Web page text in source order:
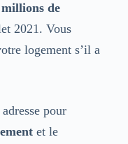
de
2021. Vous
logement s’il a
pour
et le